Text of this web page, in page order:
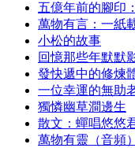
五億年前的腳印
萬物有言：一紙
小松的故事
回憶那些年默默
發快遞中的修煉
一位幸運的無助
獨憐幽草澗邊生
散文：蟬唱悠悠
萬物有靈（音頻